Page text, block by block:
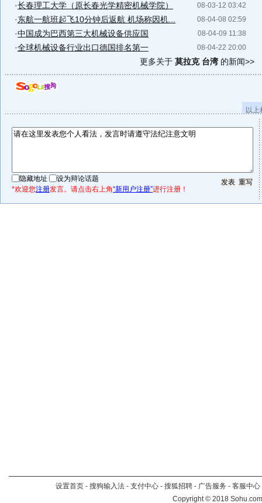
08-03-12 03:42
·长春理工大学（原长春光学精密机械学院）
08-04-08 02:59
·东航一航班起飞10分钟后返航 机场称因机...
08-04-09 11:38
·中国成为巴西第三大机械设备供应国
08-04-22 20:00
·全球机械设备行业出口德国排名第一
更多关于 莫拉克 台湾的新闻>>
以
隐藏地址
设为辩论话题
*欢迎您注册发言。请点击右上角“新用户注册”进行注册！
设置首页 - 搜狗输入法 - 支付中心 - 搜狐招聘 - 广告服务 - 客服中心
Copyright©2018